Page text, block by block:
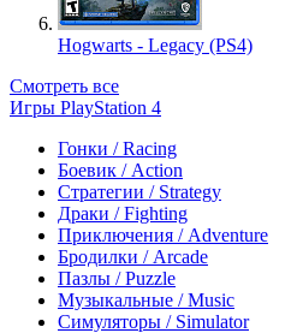
Hogwarts - Legacy (PS4)
Смотреть все
Игры PlayStation 4
Гонки / Racing
Боевик / Action
Стратегии / Strategy
Драки / Fighting
Приключения / Adventure
Бродилки / Arcade
Пазлы / Puzzle
Музыкальные / Music
Симуляторы / Simulator